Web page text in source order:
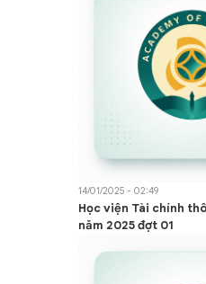
14/01/2025 - 02:49
Học viện Tài chính
năm 2025 đợt 01